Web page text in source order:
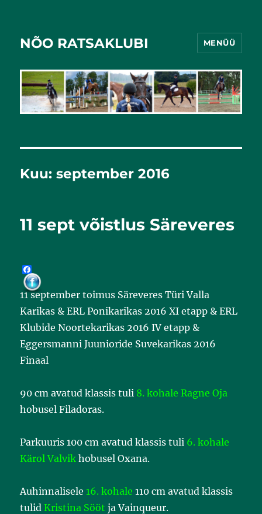
NÕO RATSAKLUBI MENÜÜ
Kuu:september 2016
11 sept võistlus Säreveres
a
c
e
b
o
o
k
11 september toimus Säreveres Türi Valla
Karikas & ERL Ponikarikas 2016 XI etapp & ERL
Klubide Noortekarikas 2016 IV etapp &
Eggersmanni Juunioride Suvekarikas 2016
Finaal
90 cm avatud klassis tuli 8. kohale Ragne Oja
hobusel Filadoras.
Parkuuris 100 cm avatud klassis tuli 6. kohale
Kärol Valvik hobusel Oxana.
Auhinnalisele16. kohale 110 cm avatud klassis
tulidKristina Sööt ja Vainqueur.